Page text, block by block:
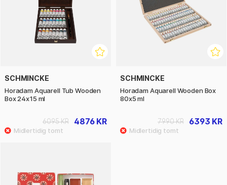
SCHMINCKE
Horadam Aquarell Tub Wooden
Box 24x15 ml
4876 KR
6095 KR
SCHMINCKE
Horadam Aquarell Wooden Box
80x5 ml
6393 KR
7990 KR